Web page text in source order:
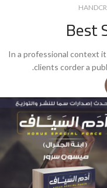
Best
In a professional context
clients corder a